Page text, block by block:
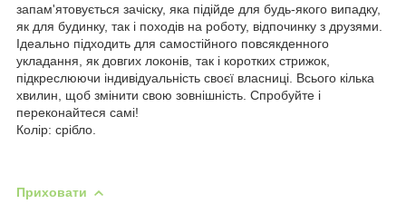
запам'ятовується зачіску, яка підійде для будь-якого випадку,
як для будинку, так і походів на роботу, відпочинку з друзями.
Ідеально підходить для самостійного повсякденного
укладання, як довгих локонів, так і коротких стрижок,
підкреслюючи індивідуальність своєї власниці. Всього кілька
хвилин, щоб змінити свою зовнішність. Спробуйте і
переконайтеся самі!
Колір: срібло.
Приховати